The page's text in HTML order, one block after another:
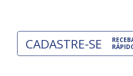
CADASTRE-SE